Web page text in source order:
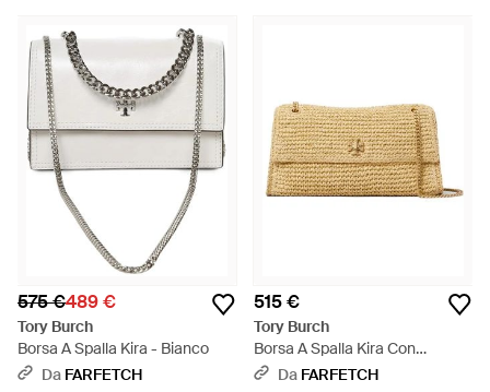
575 €489 €
Tory Burch
Borsa A Spalla Kira - Bianco
Da FARFETCH
515 €
Tory Burch
Borsa A Spalla Kira Con
Chiusura A Girello - Neutro
Da FARFETCH